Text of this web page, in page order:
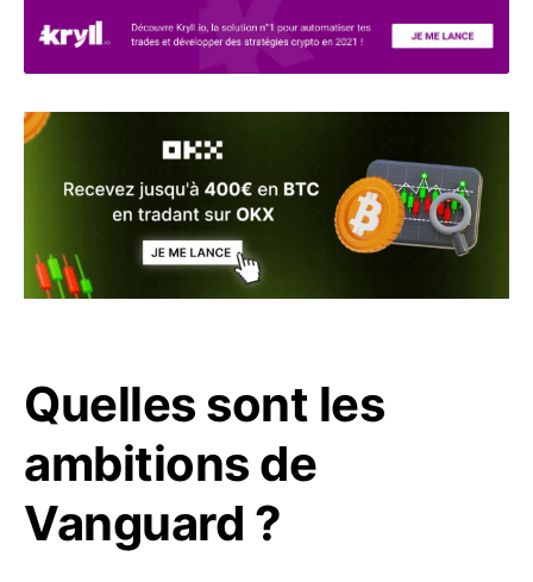
Quelles sont les
ambitions de
Vanguard ?